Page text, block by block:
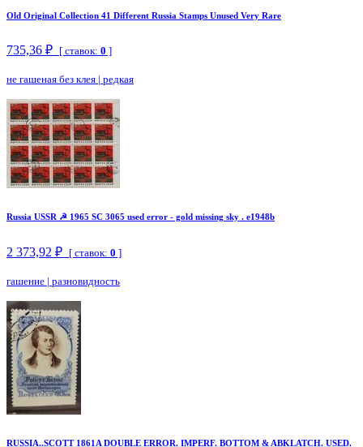
Old Original Collection 41 Different Russia Stamps Unused Very Rare
735,36 ₽ [ ставок: 0 ]
не гашеная без клея | редкая
Russia USSR ☭ 1965 SC 3065 used error - gold missing sky . e1948b
2 373,92 ₽ [ ставок: 0 ]
гашение | разновидность
RUSSIA..SCOTT 1861A DOUBLE ERROR. IMPERF. BOTTOM & ABKLATCH. USED.